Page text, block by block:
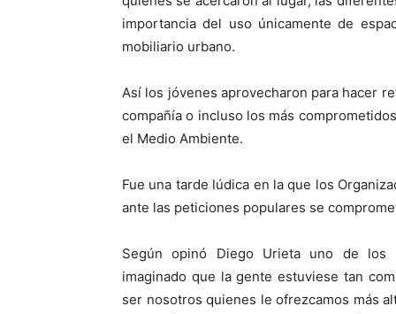
importancia del uso únicamente de
mobiliario urbano.
Así los jóvenes aprovecharon para hacer
compañía o incluso los más
el Medio Ambiente.
Fue una tarde lúdica en la que los
ante las peticiones populares se
Según opinó Diego Urieta uno de los
imaginado que la gente estuviese tan
ser nosotros quienes le ofrezcamos más